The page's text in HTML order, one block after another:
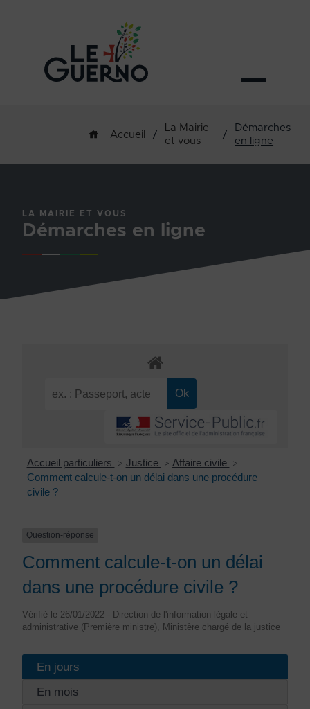
Accueil /
La Mairie
et vous
/
Démarches
en ligne
LA MAIRIE ET VOUS
Démarches en ligne
Accueil particuliers > Justice > Affaire civile >
Comment calcule-t-on un délai dans une procédure
civile ?
Question-réponse
Comment calcule-t-on un délai
dans une procédure civile ?
Vérifié le 26/01/2022 - Direction de l'information légale et
administrative (Première ministre), Ministère chargé de la justice
En jours
En mois